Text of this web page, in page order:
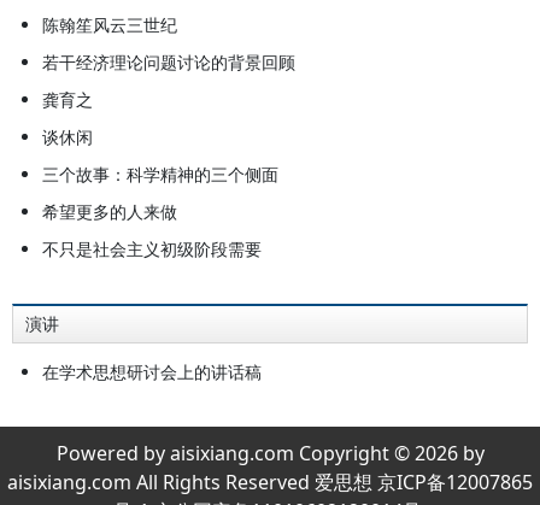
陈翰笙风云三世纪
若干经济理论问题讨论的背景回顾
龚育之
谈休闲
三个故事：科学精神的三个侧面
希望更多的人来做
不只是社会主义初级阶段需要
演讲
在学术思想研讨会上的讲话稿
Powered by aisixiang.com Copyright © 2026 by
aisixiang.com All Rights Reserved 爱思想 京ICP备12007865